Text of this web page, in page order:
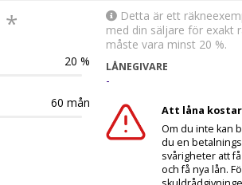
*
20 %
60 mån
Detta är ett
med din säljare för exakt
måste vara minst 20 %.
LÅNEGIVARE
-
Att låna
Om du inte kan
du en
svårigheter att
och få nya lån.